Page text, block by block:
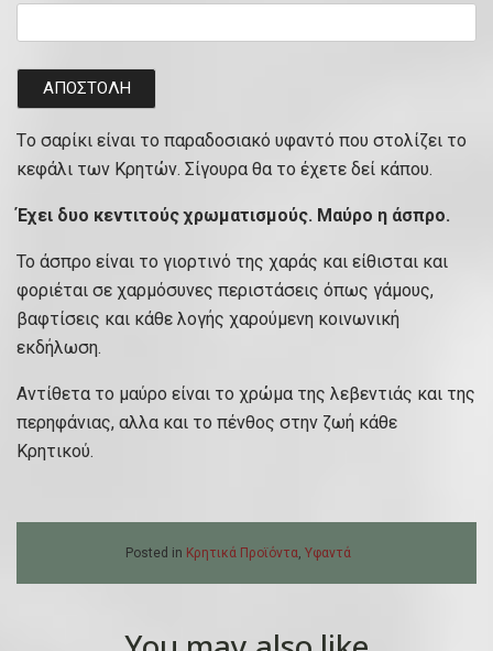
Tο σαρίκι είναι το παραδοσιακό υφαντό που στολίζει το
κεφάλι των Κρητών. Σίγουρα θα το έχετε δεί κάπου.
Έχει δυο κεντιτούς χρωματισμούς. Μαύρο η άσπρο.
Το άσπρο είναι το γιορτινό της χαράς και είθισται και
φοριέται σε χαρμόσυνες περιστάσεις όπως γάμους,
βαφτίσεις και κάθε λογής χαρούμενη κοινωνική
εκδήλωση.
Αντίθετα το μαύρο είναι το χρώμα της λεβεντιάς και της
περηφάνιας, αλλα και το πένθος στην ζωή κάθε
Κρητικού.
Posted in Κρητικά Προϊόντα, Υφαντά